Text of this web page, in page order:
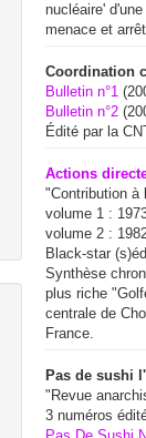
nucléaire'
menace et
Coordination
Bulletin n°1
Bulletin n°2
Édité par la
Actions
"Contribution à
volume 1 :
volume 2 :
Black-star
Synthèse
plus riche
centrale de
France.
Pas de sushi
"Revue
3 numéros